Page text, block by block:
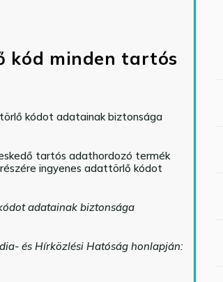
kód minden tartós
kódot adatainak biztonsága
tartós adathordozó termék
ingyenes adattörlő kódot
adatainak biztonsága
és Hírközlési Hatóság honlapján: